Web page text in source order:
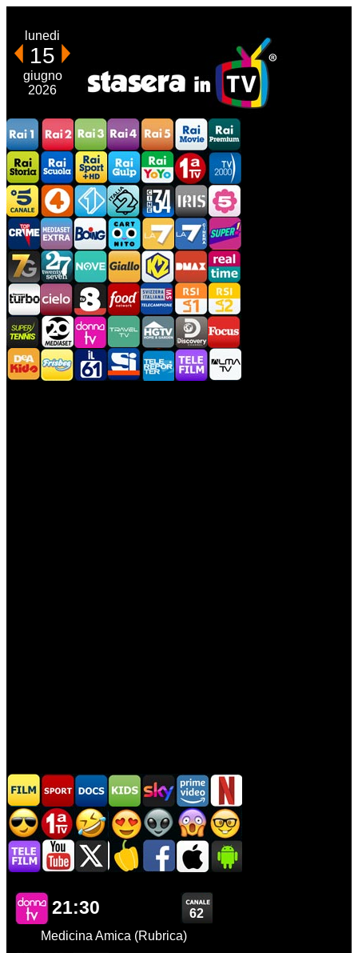
lunedi
15
giugno
2026
21:30
62
Medicina Amica (Rubrica)